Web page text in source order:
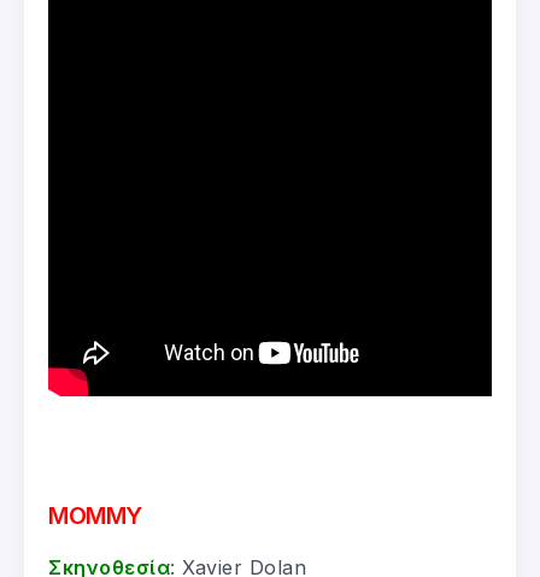
MOMMY
Σκηνοθεσία: Xavier Dolan